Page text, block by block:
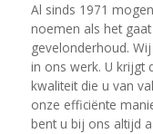
Al sinds 1971
noemen als het
gevelonderhoud.
in ons werk. U krijgt
kwaliteit die u van
onze efficiënte
bent u bij ons altijd